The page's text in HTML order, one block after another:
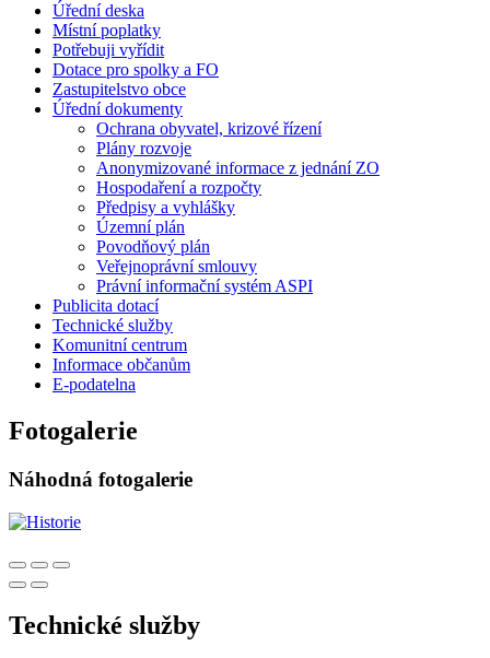
Úřední deska
Místní poplatky
Potřebuji vyřídit
Dotace pro spolky a FO
Zastupitelstvo obce
Úřední dokumenty
Ochrana obyvatel, krizové řízení
Plány rozvoje
Anonymizované informace z jednání ZO
Hospodaření a rozpočty
Předpisy a vyhlášky
Územní plán
Povodňový plán
Veřejnoprávní smlouvy
Právní informační systém ASPI
Publicita dotací
Technické služby
Komunitní centrum
Informace občanům
E-podatelna
Fotogalerie
Náhodná fotogalerie
Technické služby